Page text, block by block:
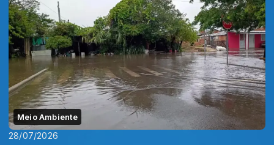
Meio Ambiente
28/07/2026